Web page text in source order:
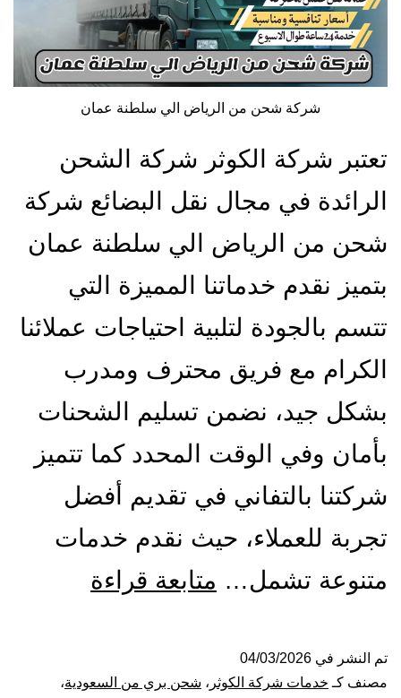
شركة شحن من الرياض الي سلطنة عمان
تعتبر شركة الكوثر شركة الشحن
الرائدة في مجال نقل البضائع شركة
شحن من الرياض الي سلطنة عمان
بتميز نقدم خدماتنا المميزة التي
تتسم بالجودة لتلبية احتياجات عملائنا
الكرام مع فريق محترف ومدرب
بشكل جيد، نضمن تسليم الشحنات
بأمان وفي الوقت المحدد كما تتميز
شركتنا بالتفاني في تقديم أفضل
تجربة للعملاء، حيث نقدم خدمات
متنوعة تشمل… متابعة قراءة
تم النشر في 04/03/2026
مصنف كـ خدمات شركة الكوثر ، شحن بري من السعودية،